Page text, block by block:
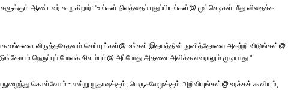
ஆண்டவர் கூறுகிறார்: "உங்கள் நிலத்தைப் புதுப்பியுங்கள்@ முட்செடிகள் மீது விதைக்க
உங்களை விருத்தசேதனம் செய்யுங்கள்@ உங்கள் இதயத்தின் நுனித்தோலை அகற்றி விடுங்கள்@
நெருப்புப் போலக் கிளம்பும்@ அப்போது அதனை அவிக்க எவராலும் முடியாது."
கொள்வோம்~ என்று யூதாவுக்கும், யெருசலேமுக்கும் அறிவியுங்கள்@ உரக்கக் கூவியும்,